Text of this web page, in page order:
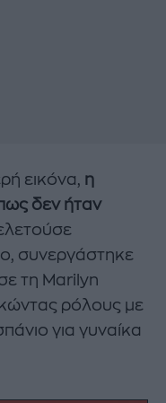
εικόνα, η
δεν ήταν
συνεργάστηκε
τη Marilyn
ρόλους με
για γυναίκα